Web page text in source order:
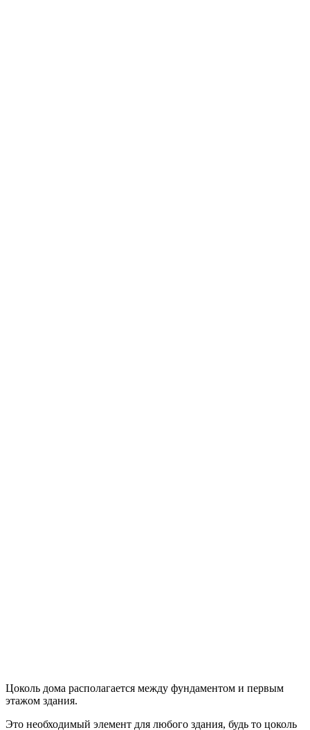
Цоколь дома располагается между фундаментом и первым
этажом здания.
Это необходимый элемент для любого здания, будь то цоколь